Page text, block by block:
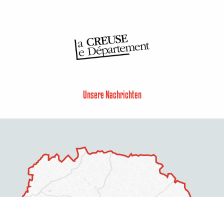
Unsere Nachrichten